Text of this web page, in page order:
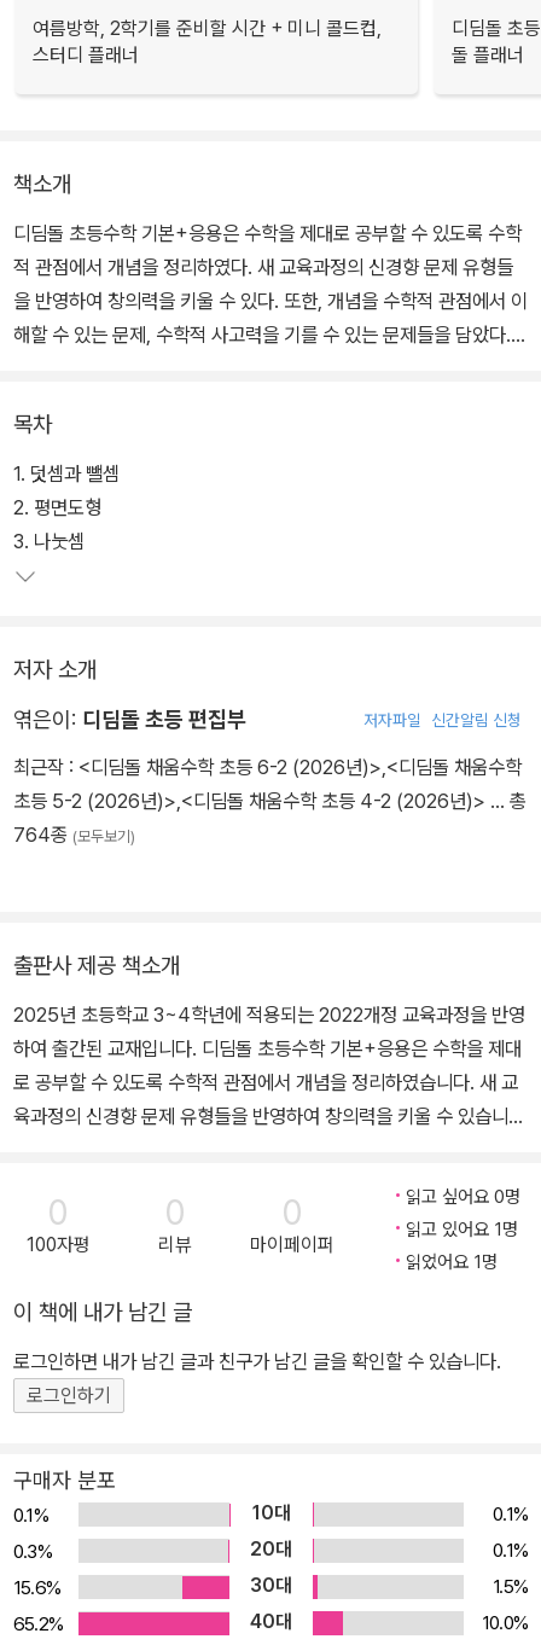
여름방학, 2학기를 준비할 시간 + 미니 콜드컵,
스터디 플래너
디딤돌 초
돌 플래너
책소개
디딤돌 초등수학 기본+응용은 수학을 제대로 공부할 수 있도록 수학
적 관점에서 개념을 정리하였다. 새 교육과정의 신경향 문제 유형들
을 반영하여 창의력을 키울 수 있다. 또한, 개념을 수학적 관점에서 이
해할 수 있는 문제, 수학적 사고력을 기를 수 있는 문제들을 담았다.
목차
1. 덧셈과 뺄셈
2. 평면도형
3. 나눗셈
저자 소개
엮은이: 디딤돌 초등 편집부 저자파일 신간알림 신청
최근작 : <디딤돌 채움수학 초등 6-2 (2026년)>,<디딤돌 채움수학
초등 5-2 (2026년)>,<디딤돌 채움수학 초등 4-2 (2026년)> … 총
764종 (모두보기)
출판사 제공 책소개
2025년 초등학교 3~4학년에 적용되는 2022개정 교육과정을 반영
하여 출간된 교재입니다. 디딤돌 초등수학 기본+응용은 수학을 제대
로 공부할 수 있도록 수학적 관점에서 개념을 정리하였습니다. 새 교
육과정의 신경향 문제 유형들을 반영하여 창의력을 키울 수 있습니
력을 기를 수 있는 문제들을 담았습니다. 서술형 문제를 학습할 수 있
는 <실력 보강 자료집>을 별도 구성하여 서술형 대비나 시험대비에
활용하실 수 있도록 하였습니다. <구성과 특징> ▸ 진도책 1. 개념 익
해할 수 있도록 개념 확인 문제를 구성하였습니다. 또한, 개념을 잘 이
해했는지 바로 확인할 수 있도록 익힘 문제를 옆 페이지에 출제하였
습니다. 2. 기본기 다지기 개념별 집중 문제로 기본기를 다지고 실력
을 키우기 위한 준비를 합니다. 교과서, 익힘책 문제는 물론 서술형,
력 기르기 수학 실력은 응용 문제를 통해 문제 해결력을 키워야 얻을
수 있습니다. 단원별 대표 응용 문제를 풀어 보면서 실력을 완성하세
요. 4. 단원평가 단원 학습을 마무리 할 수 있도록 낮은 수준부터 응용
수준까지의 문제들을 출제하였습니다. 또한 학교 시험에 자주 나오는
문제들을 선별하였으므로 수시평가 및 학교 시험 대비용으로 활용하
0
100자평
0
리뷰
0
마이페이퍼
읽고 싶어요 0명
읽고 있어요 1명
읽었어요 1명
이 책에 내가 남긴 글
로그인하면 내가 남긴 글과 친구가 남긴 글을 확인할 수 있습니다.
로그인하기
구매자 분포
0.1% 10대
0.1%
0.3%
20대
0.1%
15.6%
30대
1.5%
65.2%
40대
10.0%